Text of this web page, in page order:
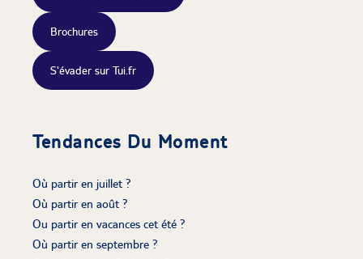
Brochures
S'évader sur Tui.fr
Tendances Du Moment
Où partir en juillet ?
Où partir en août ?
Ou partir en vacances cet été ?
Où partir en septembre ?